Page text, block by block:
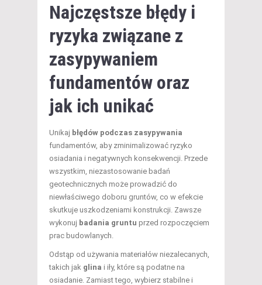
Najczęstsze błędy i
ryzyka związane z
zasypywaniem
fundamentów oraz
jak ich unikać
Unikaj błędów podczas zasypywania
fundamentów, aby zminimalizować ryzyko
osiadania i negatywnych konsekwencji. Przede
wszystkim, niezastosowanie badań
geotechnicznych może prowadzić do
niewłaściwego doboru gruntów, co w efekcie
skutkuje uszkodzeniami konstrukcji. Zawsze
wykonuj badania gruntu przed rozpoczęciem
prac budowlanych.
Odstąp od używania materiałów niezalecanych,
takich jak glina i iły, które są podatne na
osiadanie. Zamiast tego, wybierz stabilne i